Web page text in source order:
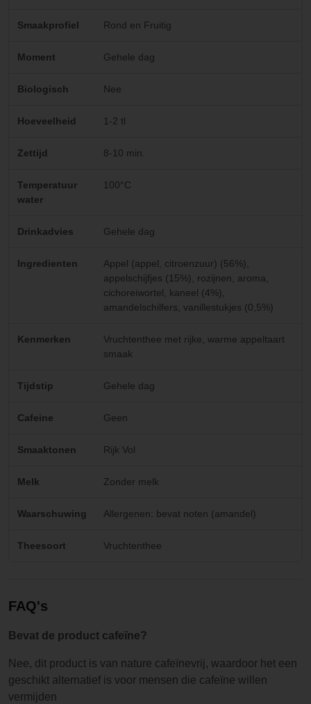
Smaakprofiel Rond en Fruitig
Moment Gehele dag
Biologisch Nee
Hoeveelheid 1-2 tl
Zettijd 8-10 min.
Temperatuur
water
100°C
Drinkadvies Gehele dag
Ingredienten
Appel (appel, citroenzuur) (56%),
appelschijfjes (15%), rozijnen, aroma,
cichoreiwortel, kaneel (4%),
amandelschilfers, vanillestukjes (0,5%)
Kenmerken
Vruchtenthee met rijke, warme appeltaart
smaak
Tijdstip Gehele dag
Cafeine Geen
Smaaktonen Rijk Vol
Melk Zonder melk
Waarschuwing Allergenen: bevat noten (amandel)
Theesoort Vruchtenthee
FAQ's
Bevat de product cafeïne?
Nee, dit product is van nature cafeïnevrij, waardoor het een
geschikt alternatief is voor mensen die cafeïne willen
vermijden